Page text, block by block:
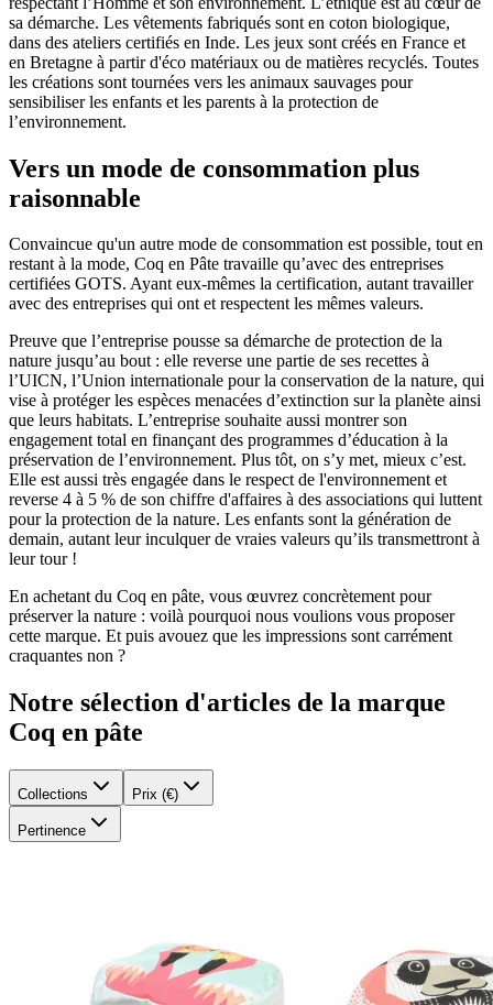
sa démarche. Les vêtements fabriqués sont en coton biologique,
dans des ateliers certifiés en Inde. Les jeux sont créés en France et
en Bretagne à partir d'éco matériaux ou de matières recyclés. Toutes
les créations sont tournées vers les animaux sauvages pour
sensibiliser les enfants et les parents à la protection de
l’environnement.
Vers un mode de consommation plus
raisonnable
Convaincue qu'un autre mode de consommation est possible, tout en
restant à la mode, Coq en Pâte travaille qu’avec des entreprises
certifiées GOTS. Ayant eux-mêmes la certification, autant travailler
avec des entreprises qui ont et respectent les mêmes valeurs.
Preuve que l’entreprise pousse sa démarche de protection de la
nature jusqu’au bout : elle reverse une partie de ses recettes à
l’UICN, l’Union internationale pour la conservation de la nature, qui
vise à protéger les espèces menacées d’extinction sur la planète ainsi
que leurs habitats. L’entreprise souhaite aussi montrer son
engagement total en finançant des programmes d’éducation à la
préservation de l’environnement. Plus tôt, on s’y met, mieux c’est.
Elle est aussi très engagée dans le respect de l'environnement et
reverse 4 à 5 % de son chiffre d'affaires à des associations qui luttent
pour la protection de la nature. Les enfants sont la génération de
demain, autant leur inculquer de vraies valeurs qu’ils transmettront à
leur tour !
En achetant du Coq en pâte, vous œuvrez concrètement pour
préserver la nature : voilà pourquoi nous voulions vous proposer
cette marque. Et puis avouez que les impressions sont carrément
craquantes non ?
Notre sélection d'articles de la marque
Coq en pâte
Collections Prix (€)
Pertinence